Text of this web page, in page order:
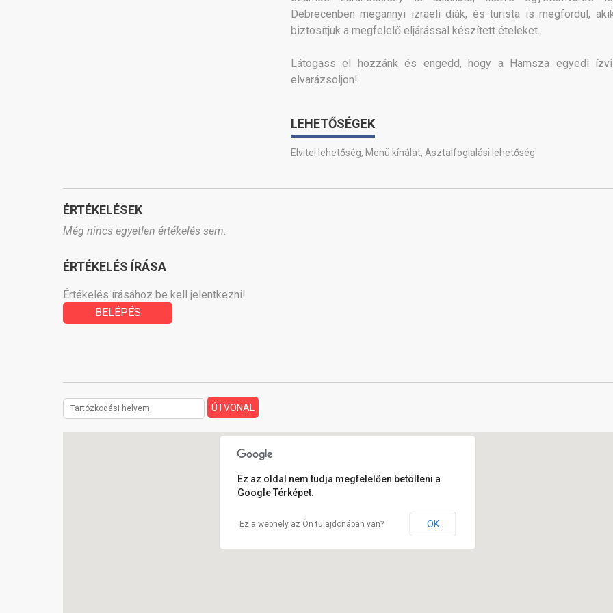
Debrecenben megannyi izraeli diák, és turista is megfordul,
biztosítjuk a megfelelő eljárással készített ételeket.
Látogass el hozzánk és engedd, hogy a Hamsza egyedi
elvarázsoljon!
LEHETŐSÉGEK
Elvitel lehetőség, Menü kínálat, Asztalfoglalási lehetőség
ÉRTÉKELÉSEK
Még nincs egyetlen értékelés sem.
ÉRTÉKELÉS ÍRÁSA
Értékelés írásához be kell jelentkezni!
BELÉPÉS
Ez az oldal nem tudja megfelelően betölteni a
Google Térképet.
Ez a webhely az Ön tulajdonában van? OK